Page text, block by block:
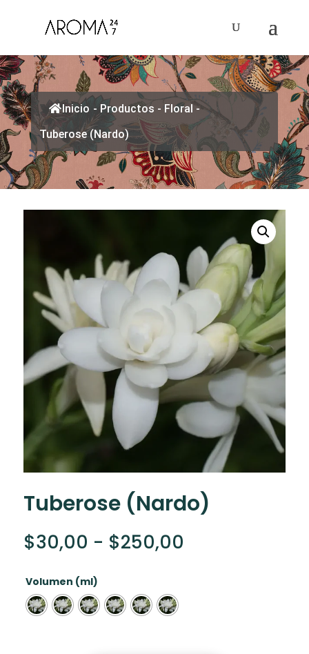
Inicio - Productos - Floral -
Tuberose (Nardo)
Tuberose (Nardo)
$30,00 - $250,00
Volumen (ml)